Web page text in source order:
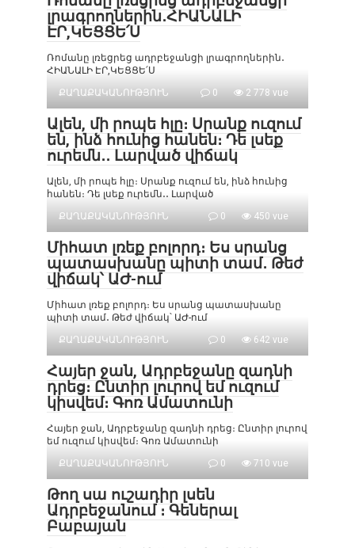
լրագրողներին․ՀԻԱՆԱԼԻ
ԷՐ,ԿԵՑՑԵ՛Ս
Ռոմանը լռեցրեց ադրբեջանցի լրագրողներին․
ՀԻԱՆԱԼԻ ԷՐ,ԿԵՑՑԵ՛Ս
ՔԱՂԱՔԱԿԱՆՈՒԹՅՈՒՆ
0 2 778 vue
Ալեն, մի րոպե հլը։ Սրանք ուզում
են, ինձ հունից հանեն։ Դե լսեք
ուրեմն․․ Լարված վիճակ
Ալեն, մի րոպե հլը։ Սրանք ուզում են, ինձ հունից
հանեն։ Դե լսեք ուրեմն․․ Լարված
ՔԱՂԱՔԱԿԱՆՈՒԹՅՈՒՆ
0 450 vue
Միհատ լռեք բոլորդ։ Ես սրանց
պատասխանը պիտի տամ․ Թեժ
վիճակ՝ ԱԺ-ում
Միհատ լռեք բոլորդ։ Ես սրանց պատասխանը
պիտի տամ․ Թեժ վիճակ՝ ԱԺ-ում
ՔԱՂԱՔԱԿԱՆՈՒԹՅՈՒՆ
0 642 vue
Հայեր ջան, Ադրբեջանը զադնի
դրեց։ Ընտիր լուրով եմ ուզում
կիսվեմ։ Գոռ Ամատունի
Հայեր ջան, Ադրբեջանը զադնի դրեց։ Ընտիր լուրով
եմ ուզում կիսվեմ։ Գոռ Ամատունի
ՔԱՂԱՔԱԿԱՆՈՒԹՅՈՒՆ
0 710 vue
Թող սա ուշադիր լսեն
Ադրբեջանում ։ Գեներալ
Բաբայան